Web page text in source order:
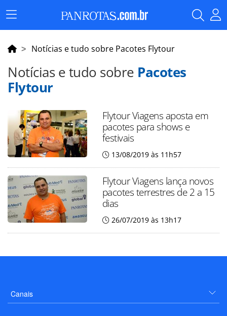
Menu
Principal
Notícias e tudo sobre Pacotes Flytour
Notícias e tudo sobre Pacotes
Flytour
Flytour Viagens aposta em
pacotes para shows e
festivais
13/08/2019 às 11h57
Flytour Viagens lança novos
pacotes terrestres de 2 a 15
dias
26/07/2019 às 13h17
Canais